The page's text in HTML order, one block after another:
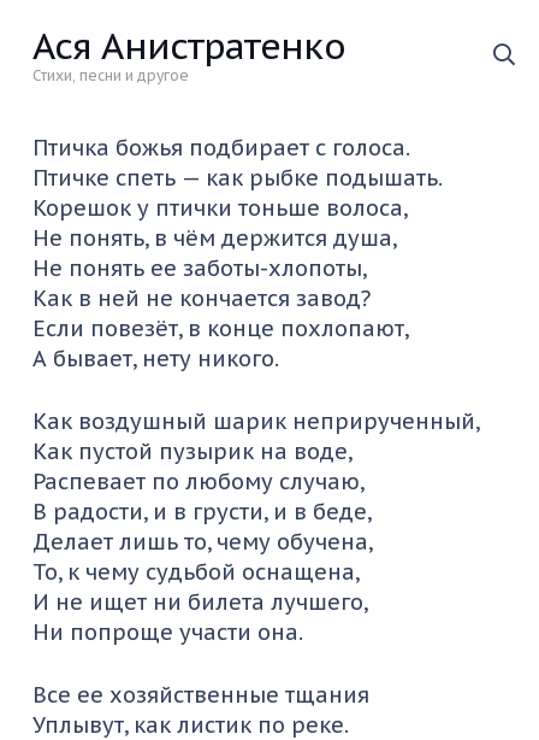
Ася Анистратенко
Стихи, песни и другое
Птичка божья подбирает с голоса.
Птичке спеть — как рыбке подышать.
Корешок у птички тоньше волоса,
Не понять, в чём держится душа,
Не понять ее заботы-хлопоты,
Как в ней не кончается завод?
Если повезёт, в конце похлопают,
А бывает, нету никого.
Как воздушный шарик неприрученный,
Как пустой пузырик на воде,
Распевает по любому случаю,
В радости, и в грусти, и в беде,
Делает лишь то, чему обучена,
То, к чему судьбой оснащена,
И не ищет ни билета лучшего,
Ни попроще участи она.
Все ее хозяйственные тщания
Уплывут, как листик по реке.